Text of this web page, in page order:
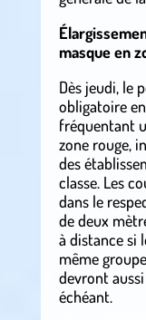
masque en
Dès jeudi, le
obligatoire
fréquentant
zone rouge,
des
classe. Les
dans le
de deux
à distance si
même
devront
échéant.